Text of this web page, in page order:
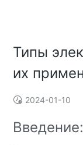
Типы
их
2024-01-10
Введение: